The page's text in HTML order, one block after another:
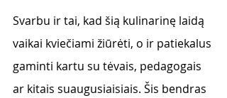
Svarbu ir tai, kad šią kulinarinę laidą
vaikai kviečiami žiūrėti, o ir patiekalus
gaminti kartu su tėvais, pedagogais
ar kitais suaugusiaisiais. Šis bendras